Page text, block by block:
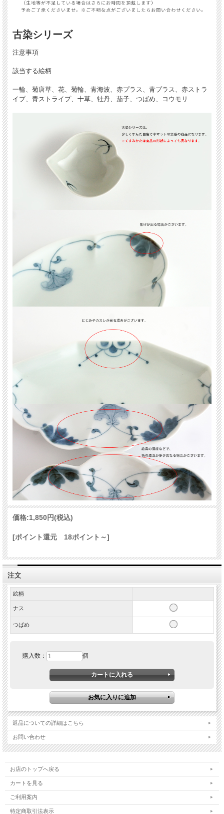
古染シリーズ
注意事項
該当する絵柄
一輪、菊唐草、花、菊輪、青海波、赤プラス、青プラス、赤ストラ
イプ、青ストライプ、十草、牡丹、茄子、つばめ、コウモリ
価格:1,850円(税込)
[ポイント還元 18ポイント～]
注文
絵柄
ナス
つばめ
購入数： 個
返品についての詳細はこちら
お問い合わせ
お店のトップへ戻る
カートを見る
ご利用案内
特定商取引法表示